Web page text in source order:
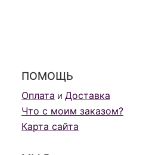
ПОМОЩЬ
Оплата и Доставка
Что с моим заказом?
Карта сайта